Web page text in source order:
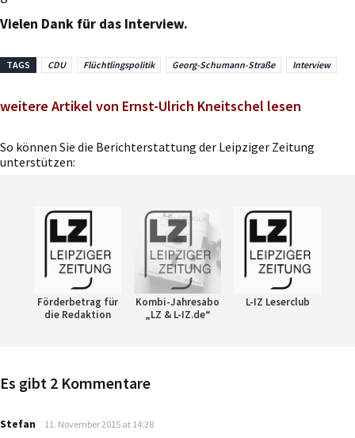
Vielen Dank für das Interview.
TAGS CDU Flüchtlingspolitik Georg-Schumann-Straße Interview
weitere Artikel von Ernst-Ulrich Kneitschel lesen
So können Sie die Berichterstattung der Leipziger Zeitung
unterstützen:
Förderbetrag für
die Redaktion
Kombi-Jahresabo
„LZ & L-IZ.de“
L-IZ Leserclub
Es gibt 2 Kommentare
Stefan says:
11. November 2015 at 14:28